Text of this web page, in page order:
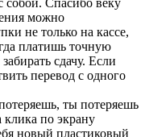
можно
не только на кассе,
платишь точную
сдачу. Если
перевод с одного
ты потеряешь
клика по экрану
новый пластиковый